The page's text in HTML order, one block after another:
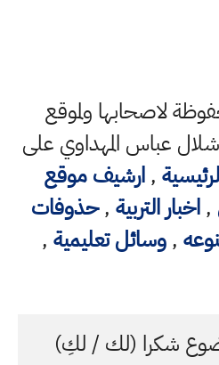
لاصحابها ولموقع
عباس المهداوي على
,ارشيف موقع
,اخبار التربية ,حذوفات
,وسائل تعليمية ,
شكرا (لك / لكِ)